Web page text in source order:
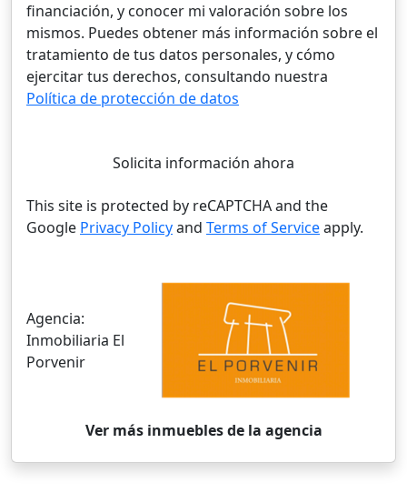
financiación, y conocer mi valoración sobre los
mismos. Puedes obtener más información sobre el
tratamiento de tus datos personales, y cómo
ejercitar tus derechos, consultando nuestra
Política de protección de datos
Solicita información ahora
This site is protected by reCAPTCHA and the
Google Privacy Policyand Terms of Serviceapply.
Agencia:
Inmobiliaria El
Porvenir
Ver más inmuebles de la agencia